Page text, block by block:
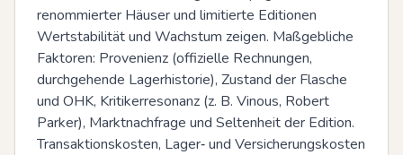
renommierter Häuser und limitierte Editionen
Wertstabilität und Wachstum zeigen. Maßgebliche
Faktoren: Provenienz (offizielle Rechnungen,
durchgehende Lagerhistorie), Zustand der Flasche
und OHK, Kritikerresonanz (z. B. Vinous, Robert
Parker), Marktnachfrage und Seltenheit der Edition.
Transaktionskosten, Lager‑ und Versicherungskosten